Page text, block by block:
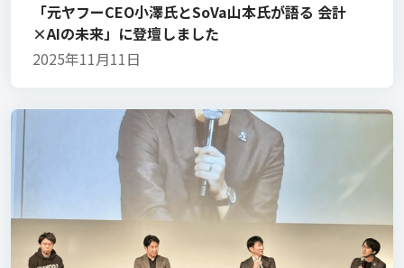
「元ヤフーCEO小澤氏とSoVa山本氏が語る 会計
×AIの未来」に登壇しました
2025年11月11日